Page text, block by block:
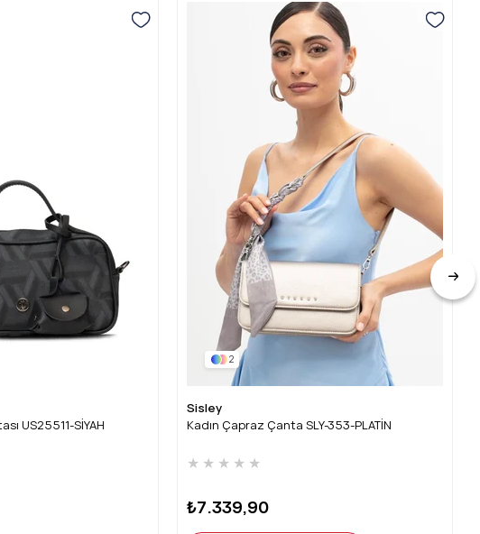
US25511-SİYAH
2
Sisley
Kadın Çapraz Çanta SLY-353-PLATİN
★ ★ ★ ★ ★
₺7.339,90